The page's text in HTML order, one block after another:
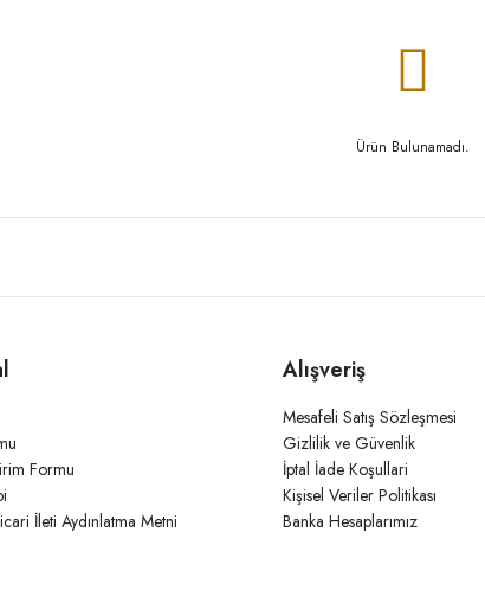
Ürün Bulunamadı.
Formu
İleti Aydınlatma Metni
Alışveriş
Mesafeli Satış Sözleşmesi
Gizlilik ve Güvenlik
İptal İade Koşullari
Kişisel Veriler Politikası
Banka Hesaplarımız